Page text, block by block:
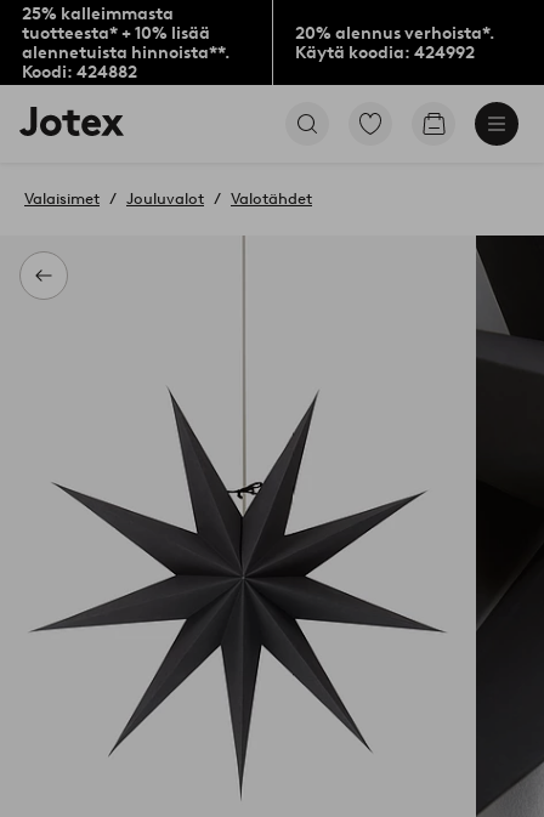
25% kalleimmasta
tuotteesta* + 10% lisää
alennetuista hinnoista**.
Koodi: 424882
20% alennus verhoista*.
Käytä koodia: 424992
Jotex-
logo
aloitussivulle
Siirry
Siirry
Takaisin
Valaisimet Jouluvalot Valotähdet